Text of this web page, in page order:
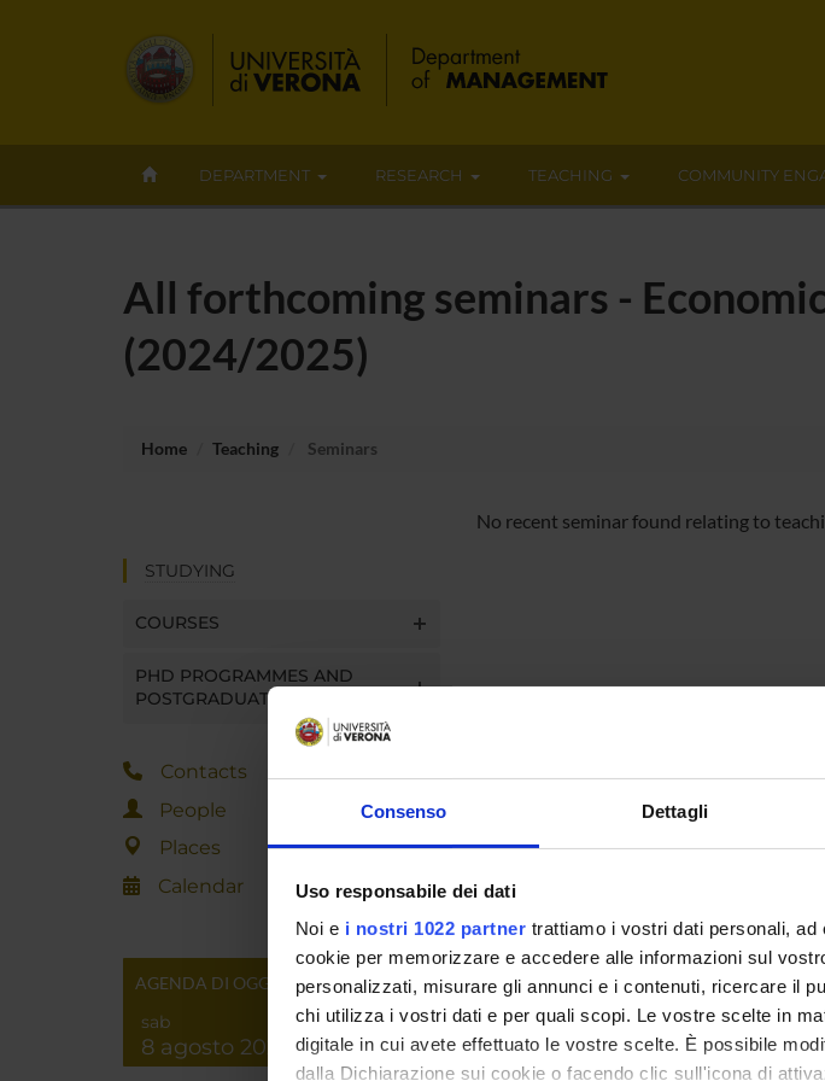
Consenso Dettagli
Uso responsabile dei dati
Noi e i nostri 1022 partner trattiamo i vostri dati personali,
cookie per memorizzare e accedere alle informazioni sul
personalizzati, misurare gli annunci e i contenuti, ricercare il
chi utilizza i vostri dati e per quali scopi. Le vostre scelte in
digitale in cui avete effettuato le vostre scelte. È possibile
dalla Dichiarazione sui cookie o facendo clic sull'icona di
DEPARTMENT RESEARCH TEACHING COMMUNITY
All forthcoming seminars -
(2024/2025)
Home Teaching Seminars
STUDYING
COURSES
PHD PROGRAMMES AND
POSTGRADUATE TRAINING
Contacts
People
Places
Calendar
AGENDA DI OGGI
sab
8 agosto 2026
No recent seminar found relating to